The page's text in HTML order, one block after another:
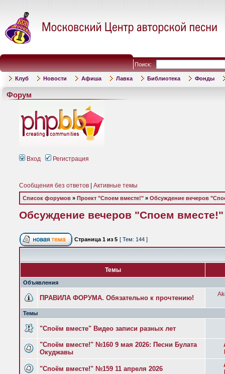
Поиск:
Клуб Новости Афиша Лавка Библиотека Фонды
Форум
Вход Регистрация
Сообщения без ответов Активные темы
Список форумов » Проект "Споем вместе!" » Обсуждение вечеров
Обсуждение вечеров "Споем вместе!"
Страница 1 из 5 [ Тем: 144 ]
Темы
Объявления
ПРАВИЛА ФОРУМА. Обязательно к прочтению!
Темы
"Споём вместе" Видео записи разных лет
"Споём вместе!" №160 9 мая 2026: Песни Булата
Окуджавы
"Споём вместе!" №159 11 апреля 2026